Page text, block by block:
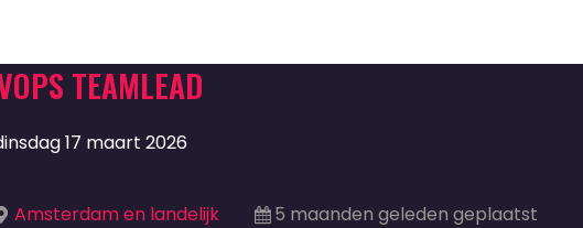
TEAMLEAD
17 maart 2026
Amsterdam en landelijk
5 maanden geleden geplaatst